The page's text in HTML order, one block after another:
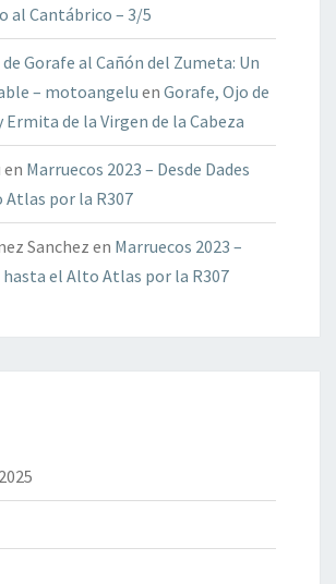
al Cantábrico – 3/5
Gorafe al Cañón del Zumeta: Un
– motoangelu en Gorafe, Ojo de
Ermita de la Virgen de la Cabeza
en Marruecos 2023 – Desde Dades
por la R307
Sanchez en Marruecos 2023 –
hasta el Alto Atlas por la R307